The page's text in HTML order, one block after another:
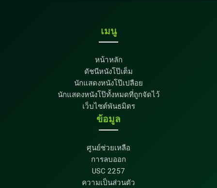
เมนู
หน้าหลัก
ดัชนีหนังโป๊เต็ม
นักแสดงหนังโป๊เปลือย
นักแสดงหนังโป๊ทั้งหมดที่ถูกจัดไว้
เว็บไซต์พันธมิตร
ข้อมูล
ศูนย์ช่วยเหลือ
การลบออก
USC 2257
ความเป็นส่วนตัว